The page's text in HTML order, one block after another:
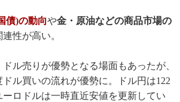
債)の動向や金・原油などの商品市場の
性が高い。
ル売りが優勢となる場面もあったが、
ル買いの流れが優勢に。ドル円は122
ロドルは一時直近安値を更新してい